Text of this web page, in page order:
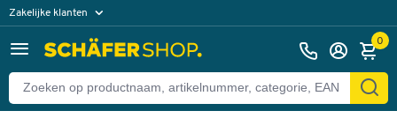
Zakelijke klanten
Particuliere klanten 0
Terug